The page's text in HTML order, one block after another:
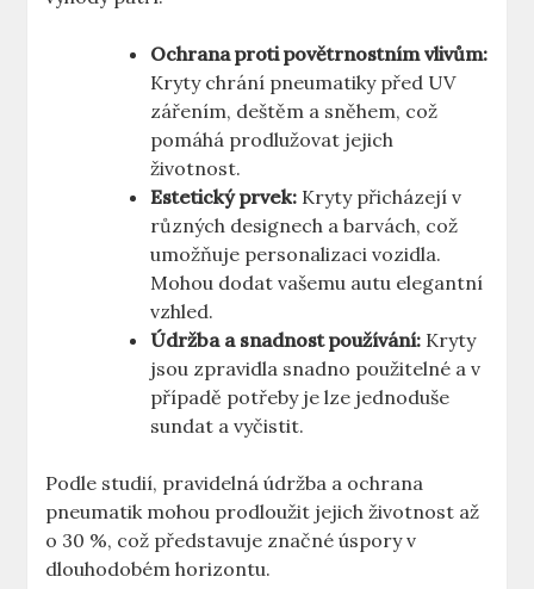
Ochrana proti povětrnostním vlivům:
Kryty chrání pneumatiky před UV
zářením, deštěm a sněhem, což
pomáhá prodlužovat jejich
životnost.
Estetický prvek: Kryty přicházejí v
různých designech a barvách, což
umožňuje personalizaci vozidla.
Mohou dodat vašemu autu elegantní
vzhled.
Údržba a snadnost používání: Kryty
jsou zpravidla snadno použitelné a v
případě potřeby je lze jednoduše
sundat a vyčistit.
Podle studií, pravidelná údržba a ochrana
pneumatik mohou prodloužit jejich životnost až
o 30 %, což představuje značné úspory v
dlouhodobém horizontu.